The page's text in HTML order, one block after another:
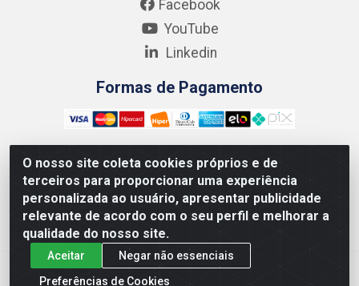
O nosso site coleta cookies próprios e de
terceiros para proporcionar uma experiência
personalizada ao usuário, apresentar publicidade
relevante de acordo com o seu perfil e melhorar a
qualidade do nosso site.
Aceitar
Negar não essenciais
Preferências de Cookies
Facebook
YouTube
Linkedin
Formas de Pagamento
Kgmlan Distribuidora LTDA - CNPJ 18.217.682/0001-54 -
Rua Pedro de Barros Cavalcante, 58 - Bultrins, Olinda/PE
- CEP 53320-110